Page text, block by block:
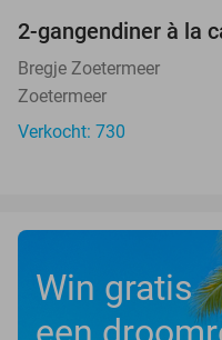
2-gangendiner à la
Bregje Zoetermeer
Zoetermeer
Verkocht: 730
Win gratis